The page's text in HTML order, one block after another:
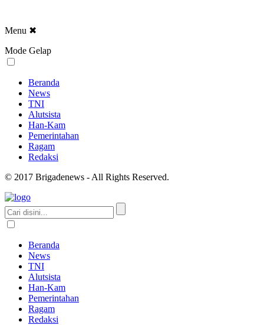
Menu ✖
Mode Gelap
Beranda
News
TNI
Alutsista
Han-Kam
Pemerintahan
Ragam
Redaksi
© 2017 Brigadenews - All Rights Reserved.
Beranda
News
TNI
Alutsista
Han-Kam
Pemerintahan
Ragam
Redaksi